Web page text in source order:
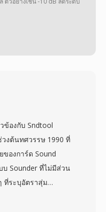
ข้องกับ Sndtool
งต้นทศวรรษ 1990 ที่
องการ์ด Sound
บ Sounder ที่ไม่มีส่วน
ที่ระบุอัตราสุ่ม
เป็นการปรับปรุงที่มี